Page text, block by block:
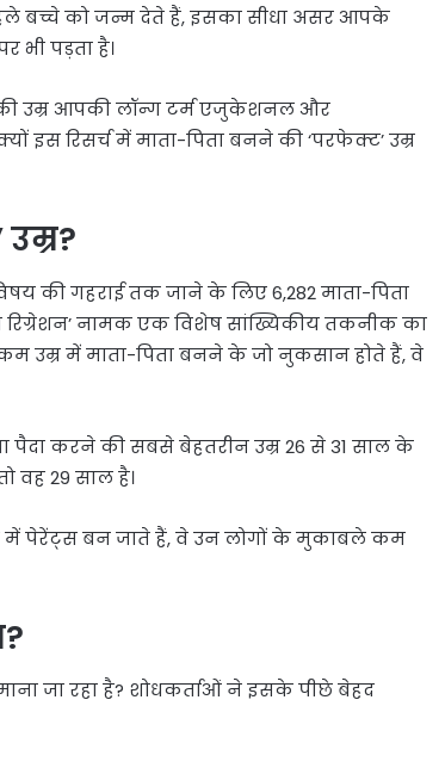
बच्चे को जन्म देते हैं, इसका सीधा असर आपके
भी पड़ता है।
की उम्र आपकी लॉन्ग टर्म एजुकेशनल और
रिसर्च में माता-पिता बनने की ‘परफेक्ट’ उम्र
की गहराई तक जाने के लिए 6,282 माता-पिता
रिग्रेशन’ नामक एक विशेष सांख्यिकीय तकनीक का
उम्र में माता-पिता बनने के जो नुकसान होते हैं, वे
पैदा करने की सबसे बेहतरीन उम्र 26 से 31 साल के
वह 29 साल है।
में पेरेंट्स बन जाते हैं, वे उन लोगों के मुकाबले कम
जा रहा है? शोधकर्ताओं ने इसके पीछे बेहद